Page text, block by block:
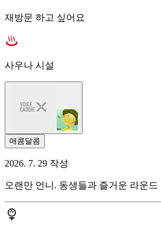
재방문 하고 싶어요
사우나 시설
매콤달콤
2026. 7. 29 작성
오랜만 언니. 동생들과 즐거운 라운드